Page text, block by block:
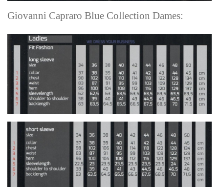
Giovanni Capraro Blue Collection Dames: